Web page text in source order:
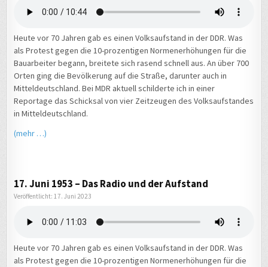
Heute vor 70 Jahren gab es einen Volksaufstand in der DDR. Was
als Protest gegen die 10-prozentigen Normenerhöhungen für die
Bauarbeiter begann, breitete sich rasend schnell aus. An über 700
Orten ging die Bevölkerung auf die Straße, darunter auch in
Mitteldeutschland. Bei MDR aktuell schilderte ich in einer
Reportage das Schicksal von vier Zeitzeugen des Volksaufstandes
in Mitteldeutschland.
(mehr …)
17. Juni 1953 – Das Radio und der Aufstand
Veröffentlicht: 17. Juni 2023
Heute vor 70 Jahren gab es einen Volksaufstand in der DDR. Was
als Protest gegen die 10-prozentigen Normenerhöhungen für die